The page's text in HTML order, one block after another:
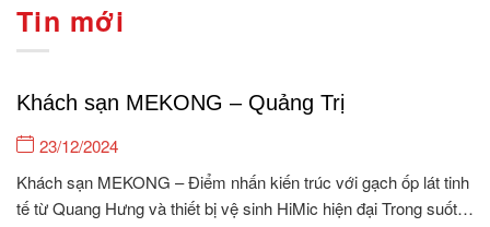
Tin mới
Khách sạn MEKONG – Quảng Trị
23/12/2024
Khách sạn MEKONG – Điểm nhấn kiến trúc với gạch ốp lát tinh
tế từ Quang Hưng và thiết bị vệ sinh HiMic hiện đại Trong suốt